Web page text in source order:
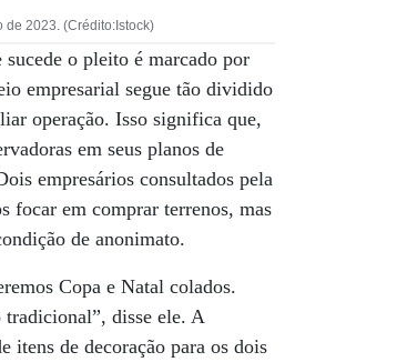
de 2023. (Crédito:Istock)
o pleito é marcado por
empresarial segue tão dividido
operação. Isso significa que,
em seus planos de
empresários consultados pela
focar em comprar terrenos, mas
de anonimato.
Copa e Natal colados.
tradicional”, disse ele. A
itens de decoração para os dois